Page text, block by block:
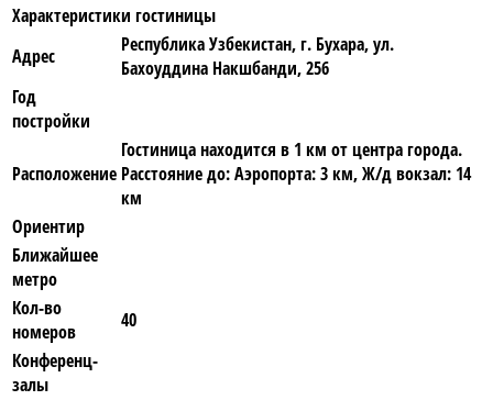
Характеристики гостиницы
Адрес
Республика Узбекистан, г. Бухара, ул.
Бахоуддина Накшбанди, 256
Год
постройки
Расположение
Гостиница находится в 1 км от центра города.
Расстояние до: Аэропорта: 3 км, Ж/д вокзал: 14
км
Ориентир
Ближайшее
метро
Кол-во
номеров
40
Конференц-
залы